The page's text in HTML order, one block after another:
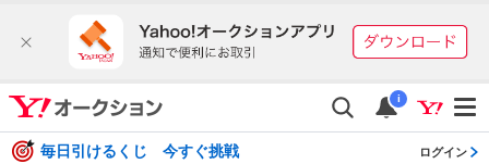
i
毎日引けるくじ 今すぐ挑戦 ログイン